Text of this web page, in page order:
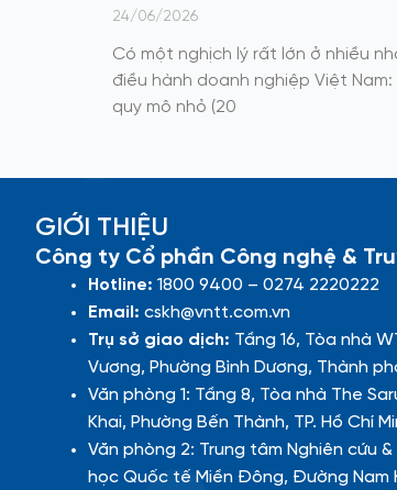
24/06/2026
Có một nghịch lý rất lớn ở nhiều
điều hành doanh nghiệp Việt
quy mô nhỏ (20
GIỚI THIỆU
Công ty Cổ phần Công nghệ &
Hotline: 1800 9400 – 0274 2220222
Email: cskh@vntt.com.vn
Trụ sở giao dịch: Tầng 16, Tòa nhà
Vương, Phường Bình Dương, Thành
Văn phòng 1: Tầng 8, Tòa nhà The
Khai, Phường Bến Thành, TP. Hồ Chí
Văn phòng 2: Trung tâm Nghiên cứu
học Quốc tế Miền Đông, Đường Nam